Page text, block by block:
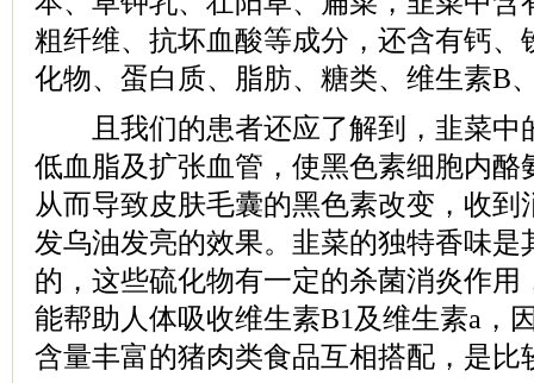
粗纤维、抗坏血酸等成分，还含有钙、
化物、蛋白质、脂肪、糖类、维生素B
且我们的患者还应了解到，韭菜中
低血脂及扩张血管，使黑色素细胞内酪
从而导致皮肤毛囊的黑色素改变，收到
发乌油发亮的效果。韭菜的独特香味是
的，这些硫化物有一定的杀菌消炎作用
能帮助人体吸收维生素B1及维生素a，
含量丰富的猪肉类食品互相搭配，是比